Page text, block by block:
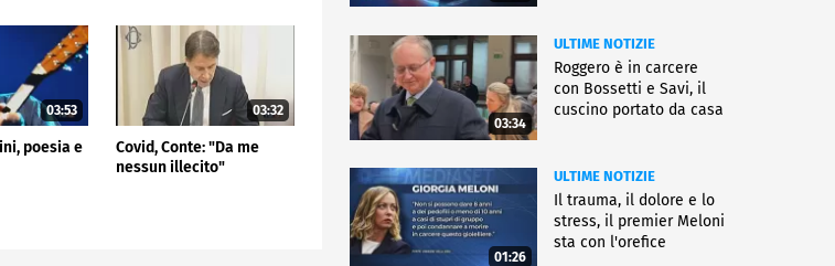
03:53
poesia e
03:32
Covid, Conte: "Da me
nessun illecito"
03:34
ULTIME NOTIZIE
Roggero è in carcere
con Bossetti e Savi, il
cuscino portato da casa
01:26
ULTIME NOTIZIE
Il trauma, il dolore e lo
stress, il premier Meloni
sta con l'orefice